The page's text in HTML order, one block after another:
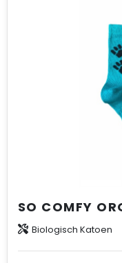
Biologisch Katoen